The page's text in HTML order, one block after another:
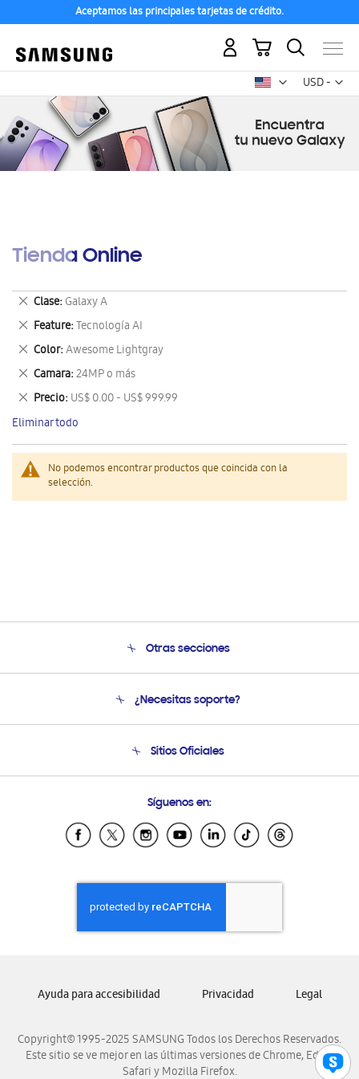
Aceptamos las principales tarjetas de crédito.
USD -
dólar
Mi carrito
Tienda Online
No podemos encontrar productos que coincida con la
selección.
Clase Galaxy A
Eliminar
este
artículo
Feature Tecnología AI
Eliminar
este
artículo
Color Awesome Lightgray
Eliminar
este
artículo
Camara 24MP o más
Eliminar
este
artículo
Precio US$ 0.00 - US$ 999.99
Eliminar
este
artículo
Eliminar todo
Otras secciones
Soporte
Condiciones de Compra
¿Necesitas soporte?
Soporte vía eMail
Sitios Oficiales
Samsung Ecuador
Samsung El Salvador
Samsung Honduras
Samsung Nicaragua
Samsung Panamá
Samsung Venezuela
Síguenos en:
Copyright© 1995-2025 SAMSUNG Todos los Derechos Reservados.
Este sitio se ve mejor en las últimas versiones de Chrome, Edge,
Safari y Mozilla Firefox.
Ayuda para accesibilidad Privacidad Legal